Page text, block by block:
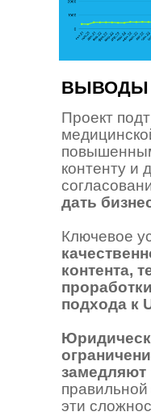
Проект
контенту и
дать
Ключевое
контента,
подхода к
замедляют
эти
ВЫВОДЫ